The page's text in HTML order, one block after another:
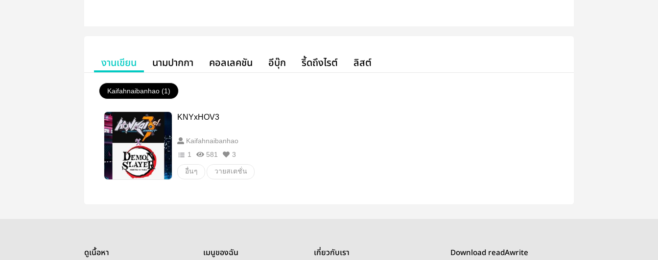
งานเขียน นามปากกา คอลเลคชัน อีบุ๊ก รี้ดถึงไรต์ ลิสต์
Kaifahnaibanhao (1)
KNYxHOV3
Kaifahnaibanhao
1
581 3
อื่นๆ วายสเตชั่น
ดูเนื้อหา เมนูของฉัน เกี่ยวกับเรา Download readAwrite